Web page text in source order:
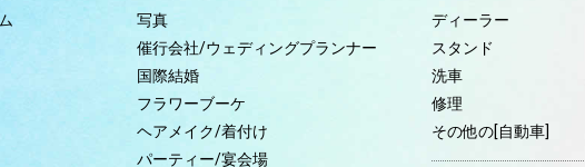
写真
催行会社/ウェディングプランナー
国際結婚
フラワーブーケ
ヘアメイク/着付け
パーティー/宴会場
ディーラー
スタンド
洗車
修理
その他の[自動車]